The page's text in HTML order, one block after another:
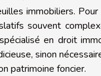
immobiliers.
souvent
en droit
sinon
patrimoine foncier.